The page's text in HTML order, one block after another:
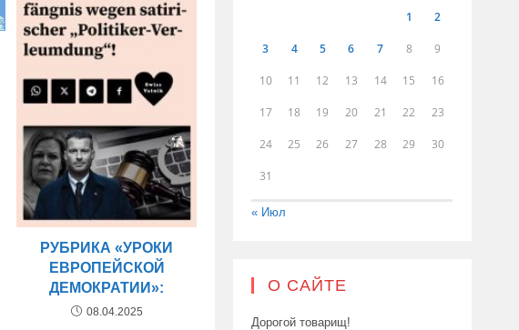
РУБРИКА «УРОКИ
ЕВРОПЕЙСКОЙ
ДЕМОКРАТИИ»:
08.04.2025
1 2
3 4 5 6 7 8 9
10 11 12 13 14 15 16
17 18 19 20 21 22 23
24 25 26 27 28 29 30
31
« Июл
О САЙТЕ
Дорогой товарищ!